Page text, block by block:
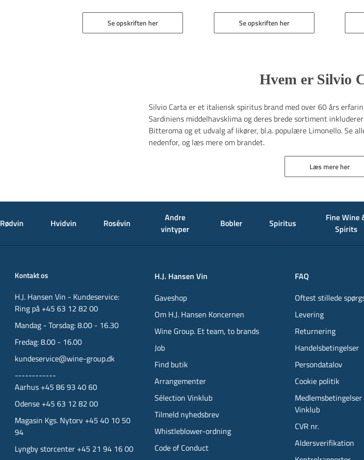
Se opskriften her Se opskriften her
Hvem er Silvio
Silvio Carta er et italiensk spiritus brand med over 60 års
Sardiniens middelhavsklima og deres brede sortiment
Bitteroma og et udvalg af likører, bl.a. populære Limonello. Se
nedenfor, og læs mere om brandet.
Læs mere her
Rødvin Hvidvin Rosévin
Andre
vintyper
Bobler Spiritus
Fine Wine
Spirits
Kontakt os
H.J. Hansen Vin - Kundeservice:
Ring på +45 63 12 82 00
Mandag - Torsdag: 8.00 - 16.30
Fredag: 8.00 - 16.00
kundeservice@wine-group.dk
------------
Aarhus +45 86 93 40 60
Odense +45 63 12 82 00
Magasin Kgs. Nytorv +45 40 10 50
94
Lyngby storcenter +45 21 94 16 00
H.J. Hansen Vin
Gaveshop
Om H.J. Hansen Koncernen
Wine Group. Et team, to brands
Job
Find butik
Arrangementer
Sélection Vinklub
Tilmeld nyhedsbrev
Whistleblower-ordning
Code of Conduct
FAQ
Oftest stillede
Levering
Returnering
Handelsbetingelser
Persondatalov
Cookie politik
Vinklub
CVR nr.
Aldersverifikation